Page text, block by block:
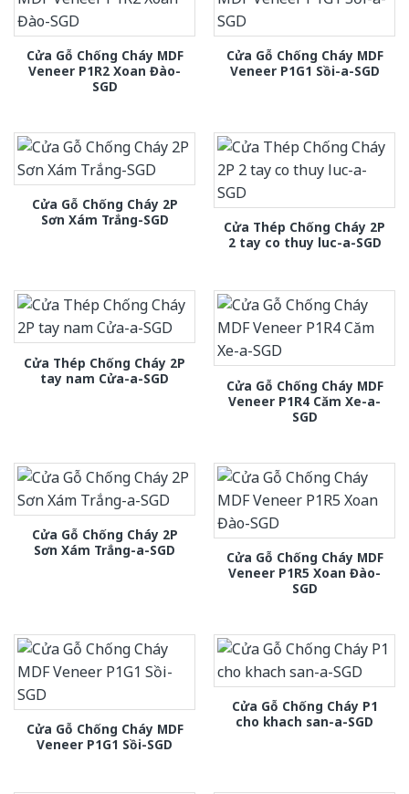
Cửa Gỗ Chống Cháy MDF
Veneer P1R2 Xoan Đào-
SGD
Cửa Gỗ Chống Cháy MDF
Veneer P1G1 Sồi-a-SGD
Cửa Gỗ Chống Cháy 2P
Sơn Xám Trắng-SGD
Cửa Thép Chống Cháy 2P
2 tay co thuy luc-a-SGD
Cửa Thép Chống Cháy 2P
tay nam Cửa-a-SGD
Cửa Gỗ Chống Cháy MDF
Veneer P1R4 Căm Xe-a-
SGD
Cửa Gỗ Chống Cháy 2P
Sơn Xám Trắng-a-SGD
Cửa Gỗ Chống Cháy MDF
Veneer P1R5 Xoan Đào-
SGD
Cửa Gỗ Chống Cháy MDF
Veneer P1G1 Sồi-SGD
Cửa Gỗ Chống Cháy P1
cho khach san-a-SGD